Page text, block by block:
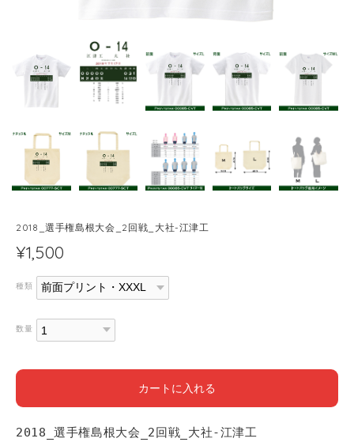
2018_選手権島根大会_2回戦_大社-江津工
¥1,500
種類
数量
カートに入れる
2018_選手権島根大会_2回戦_大社-江津工